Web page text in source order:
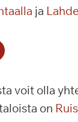
ja
voit olla
on